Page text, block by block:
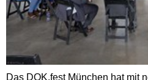
Das DOK.fest München hat mit